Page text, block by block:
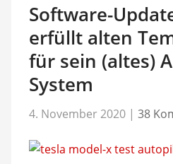
Software-
erfüllt alten
für sein (altes)
System
4. November 2020 | 38